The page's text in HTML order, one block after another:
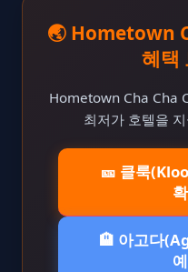
🌏 Hometown
혜택
Hometown Cha Cha
최저가 호텔을
🎫 클룩
🏨 아고다